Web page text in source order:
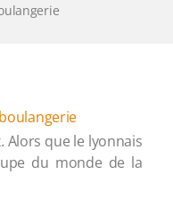
Alors que le lyonnais
du monde de la